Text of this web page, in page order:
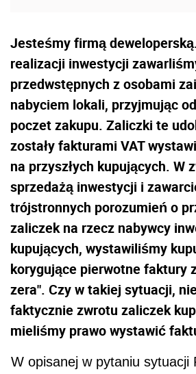
Jesteśmy firmą
realizacji inwestycji
przedwstępnych z osobami
nabyciem lokali, przyjmując
poczet zakupu. Zaliczki te
zostały fakturami VAT
na przyszłych kupujących. W
sprzedażą inwestycji i
trójstronnych porozumień o
zaliczek na rzecz nabywcy
kupujących, wystawiliśmy
korygujące pierwotne faktury
zera". Czy w takiej sytuacji,
faktycznie zwrotu zaliczek
mieliśmy prawo wystawić
W opisanej w pytaniu sytuacji